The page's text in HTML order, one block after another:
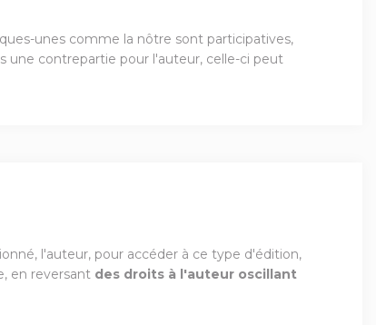
unes comme la nôtre sont participatives,
une contrepartie pour l'auteur, celle-ci peut
l'auteur, pour accéder à ce type d'édition,
en reversant des droits à l'auteur oscillant